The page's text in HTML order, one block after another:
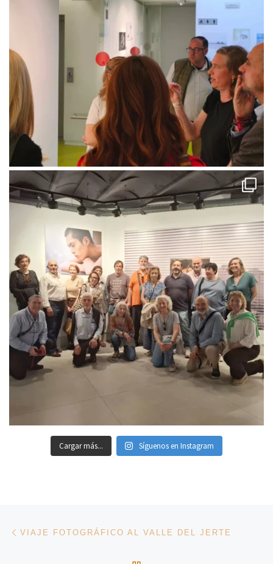
Cargar más... Síguenos en Instagram
Navegación de entradas
VIAJE FOTOGRÁFICO AL VALLE DEL JERTE